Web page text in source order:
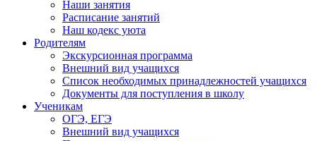
Наши занятия
Расписание занятий
Наш кодекс уюта
Родителям
Экскурсионная программа
Внешний вид учащихся
Список необходимых принадлежностей учащихся
Документы для поступления в школу
Ученикам
ОГЭ, ЕГЭ
Внешний вид учащихся